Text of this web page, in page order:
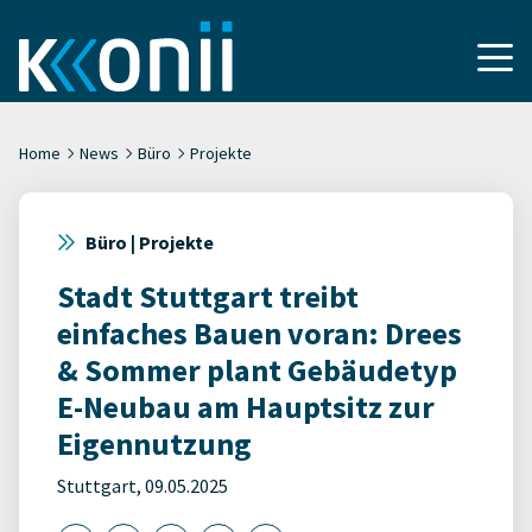
Home News Büro Projekte
Büro | Projekte
Stadt Stuttgart treibt
einfaches Bauen voran: Drees
& Sommer plant Gebäudetyp
E-Neubau am Hauptsitz zur
Eigennutzung
Stuttgart, 09.05.2025